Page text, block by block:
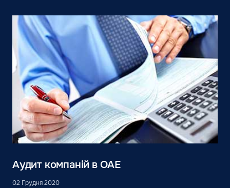
Аудит компаній в ОАЕ
02 Грудня 2020